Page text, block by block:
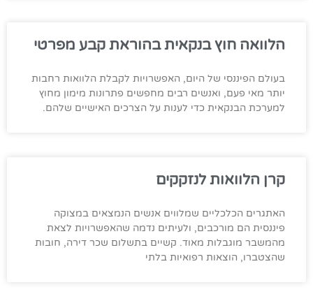
הלוואה חוץ בנקאית בהוראת קבע מפרטי
בעולם הפיננסי של היום, האפשרויות לקבלת הלוואות רחבות
יותר מאי פעם, ואנשים רבים מחפשים פתרונות מימון מחוץ
למערכת הבנקאית כדי לענות על הצרכים האישיים שלהם.
קרן הלוואות לנזקקים
האתגרים הכלכליים שמלווים אנשים הנמצאים במצוקה
פיננסית הם מורכבים, ולעיתים נדמה שהאפשרויות לצאת
מהמשבר מוגבלות מאוד. קשיים בתשלום שכר דירה, חובות
שהצטברו, הוצאות רפואיות בלתי